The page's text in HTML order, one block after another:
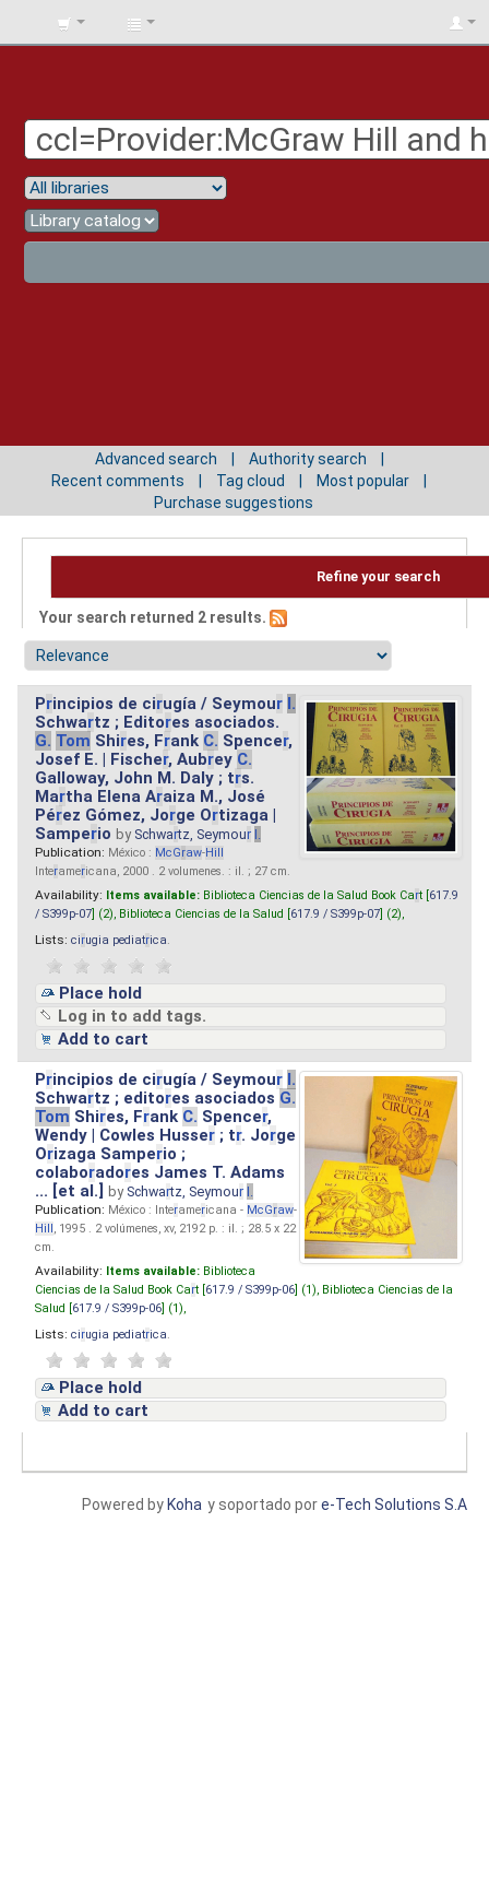
BIBLIOTECA
Advanced search
Authority search
Recent comments
Tag cloud
Most popular
Purchase suggestions
Refine your search
Your search returned 2 results.
Principios de cirugía / Seymour I.
Schwartz ; Editores asociados.
G. Tom Shires, Frank C. Spencer,
Josef E. | Fischer, Aubrey C.
Galloway, John M. Daly ; trs.
Martha Elena Araiza M., José
Pérez Gómez, Jorge Ortizaga |
Samperio by Schwartz, Seymour I.
Publication: México : McGraw-Hill
Interamericana, 2000 . 2 volumenes. : il. ; 27 cm.
Availability: Items available: Biblioteca Ciencias de la Salud Book Cart [ 617.9
/ S399p-07 ] (2), Biblioteca Ciencias de la Salud [ 617.9 / S399p-07 ] (2),
Lists: cirugia pediatrica
Place hold
Log in to add tags.
Add to cart
Principios de cirugía / Seymour I.
Schwartz ; editores asociados G.
Tom Shires, Frank C. Spencer,
Wendy | Cowles Husser ; tr. Jorge
Orizaga Samperio ;
colaboradores James T. Adams
... [et al.]by Schwartz, Seymour I.
Publication: México : Interamericana - McGraw-
Hill, 1995 . 2 volúmenes, xv, 2192 p. : il. ; 28.5 x 22
cm.
Availability: Items available: Biblioteca
Ciencias de la Salud Book Cart [ 617.9 / S399p-06 ] (1), Biblioteca Ciencias de la
Salud [ 617.9 / S399p-06 ] (1),
Lists: cirugia pediatrica
Place hold
Add to cart
y soportado pore-Tech Solutions S.A
Powered by Koha